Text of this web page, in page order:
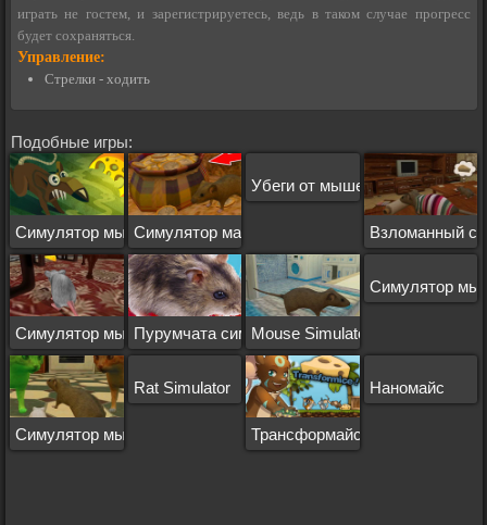
играть не гостем, и зарегистрируетесь, ведь в таком случае прогресс
будет сохраняться.
Управление:
Стрелки - ходить
Подобные игры:
Симулятор мыши на андроидСимулятор маленькой мыши выживание
Убеги от мышеловки
Взломанный
Симулятор мыши 3дПурумчата симулятор мыши
Mouse Simulator
Симулятор
Симулятор мышки
Rat Simulator
Трансформайс
Наномайс